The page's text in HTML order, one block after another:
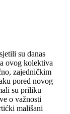
su danas
ovog kolektiva
zajedničkim
pored novog
su priliku
o važnosti
mališani